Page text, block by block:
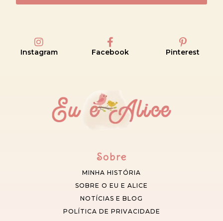
Instagram Facebook Pinterest
Sobre
MINHA HISTÓRIA
SOBRE O EU E ALICE
NOTÍCIAS E BLOG
POLÍTICA DE PRIVACIDADE